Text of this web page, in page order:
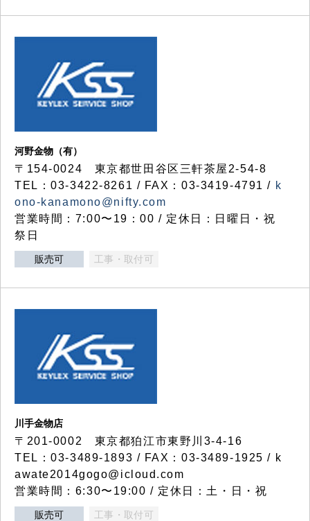
河野金物（有）
〒154-0024 東京都世田谷区三軒茶屋2-54-8
TEL：03-3422-8261 / FAX：03-3419-4791 / k
ono-kanamono@nifty.com
営業時間：7:00〜19：00 / 定休日：日曜日・祝
祭日
販売可 工事・取付可
川手金物店
〒201-0002 東京都狛江市東野川3-4-16
TEL：03-3489-1893 / FAX：03-3489-1925 / k
awate2014gogo@icloud.com
営業時間：6:30〜19:00 / 定休日：土・日・祝
販売可 工事・取付可